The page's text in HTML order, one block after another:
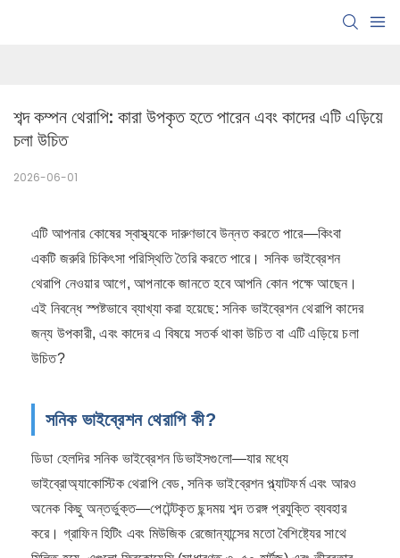
শব্দ কম্পন থেরাপি: কারা উপকৃত হতে পারেন এবং কাদের এটি এড়িয়ে
চলা উচিত
2026-06-01
এটি আপনার কোষের স্বাস্থ্যকে দারুণভাবে উন্নত করতে পারে—কিংবা
একটি জরুরি চিকিৎসা পরিস্থিতি তৈরি করতে পারে। সনিক ভাইব্রেশন
থেরাপি নেওয়ার আগে, আপনাকে জানতে হবে আপনি কোন পক্ষে আছেন।
এই নিবন্ধে স্পষ্টভাবে ব্যাখ্যা করা হয়েছে: সনিক ভাইব্রেশন থেরাপি কাদের
জন্য উপকারী, এবং কাদের এ বিষয়ে সতর্ক থাকা উচিত বা এটি এড়িয়ে চলা
উচিত?
সনিক ভাইব্রেশন থেরাপি কী?
ডিডা হেলদির সনিক ভাইব্রেশন ডিভাইসগুলো—যার মধ্যে
ভাইব্রোঅ্যাকোস্টিক থেরাপি বেড, সনিক ভাইব্রেশন প্ল্যাটফর্ম এবং আরও
অনেক কিছু অন্তর্ভুক্ত—পেটেন্টকৃত ছন্দময় শব্দ তরঙ্গ প্রযুক্তি ব্যবহার
করে। গ্রাফিন হিটিং এবং মিউজিক রেজোন্যান্সের মতো বৈশিষ্ট্যের সাথে